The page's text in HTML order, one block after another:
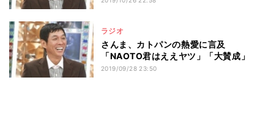
ラジオ
さんま、カトパンの熱愛に言及
「NAOTO君はええヤツ」「大賛成」
2019/09/28 23:50